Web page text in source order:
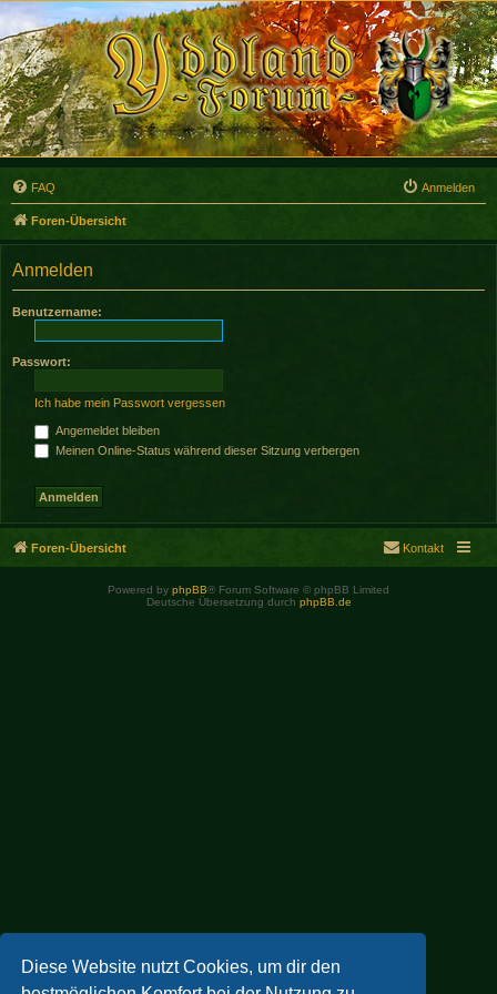
Diese Website nutzt Cookies, um dir den
FAQ Anmelden
Foren-Übersicht
Anmelden
Benutzername:
Passwort:
Ich habe mein Passwort vergessen
Angemeldet bleiben
Meinen Online-Status während dieser Sitzung verbergen
Foren-Übersicht Kontakt
Powered by phpBB® Forum Software © phpBB Limited
Deutsche Übersetzung durch phpBB.de